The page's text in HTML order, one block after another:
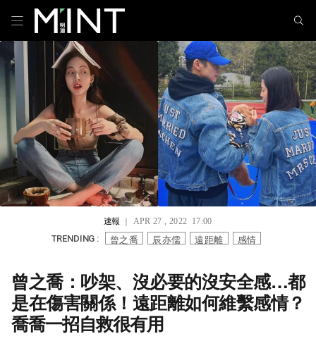
速報 ｜ APR 27 , 2022 17:00
TRENDING : 曾之喬 辰亦儒 遠距離 感情
曾之喬：吵架、沒必要的沒安全感…都
是在傷害關係！遠距離如何維繫感情？
喬喬一招自救很有用